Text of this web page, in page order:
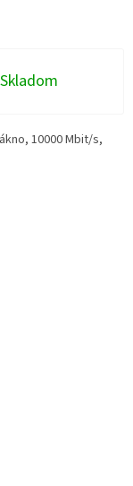
Skladom
10000 Mbit/s,